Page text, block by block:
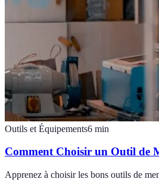
Outils et Équipements6 min
Comment Choisir un Outil de
Apprenez à choisir les bons outils de